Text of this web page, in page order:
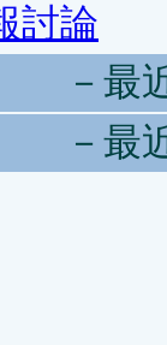
討論
－最
－最